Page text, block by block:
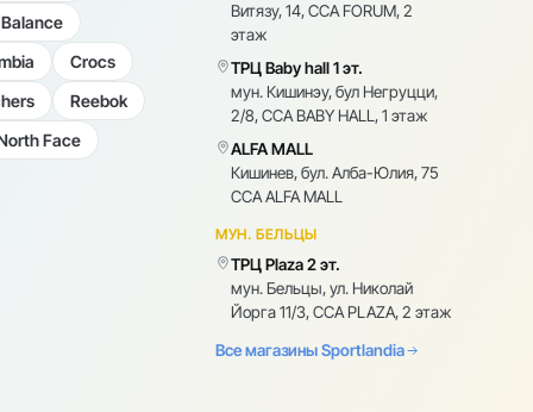
Crocs
Reebok
Face
Витязу, 14, CCA FORUM, 2
этаж
ТРЦ Baby hall 1 эт.
мун. Кишинэу, бул Негруцци,
2/8, CCA BABY HALL, 1 этаж
ALFA MALL
Кишинев, бул. Алба-Юлия, 75
CCA ALFA MALL
МУН. БЕЛЬЦЫ
ТРЦ Plaza 2 эт.
мун. Бельцы, ул. Николай
Йорга 11/3, CCA PLAZA, 2 этаж
Все магазины Sportlandia